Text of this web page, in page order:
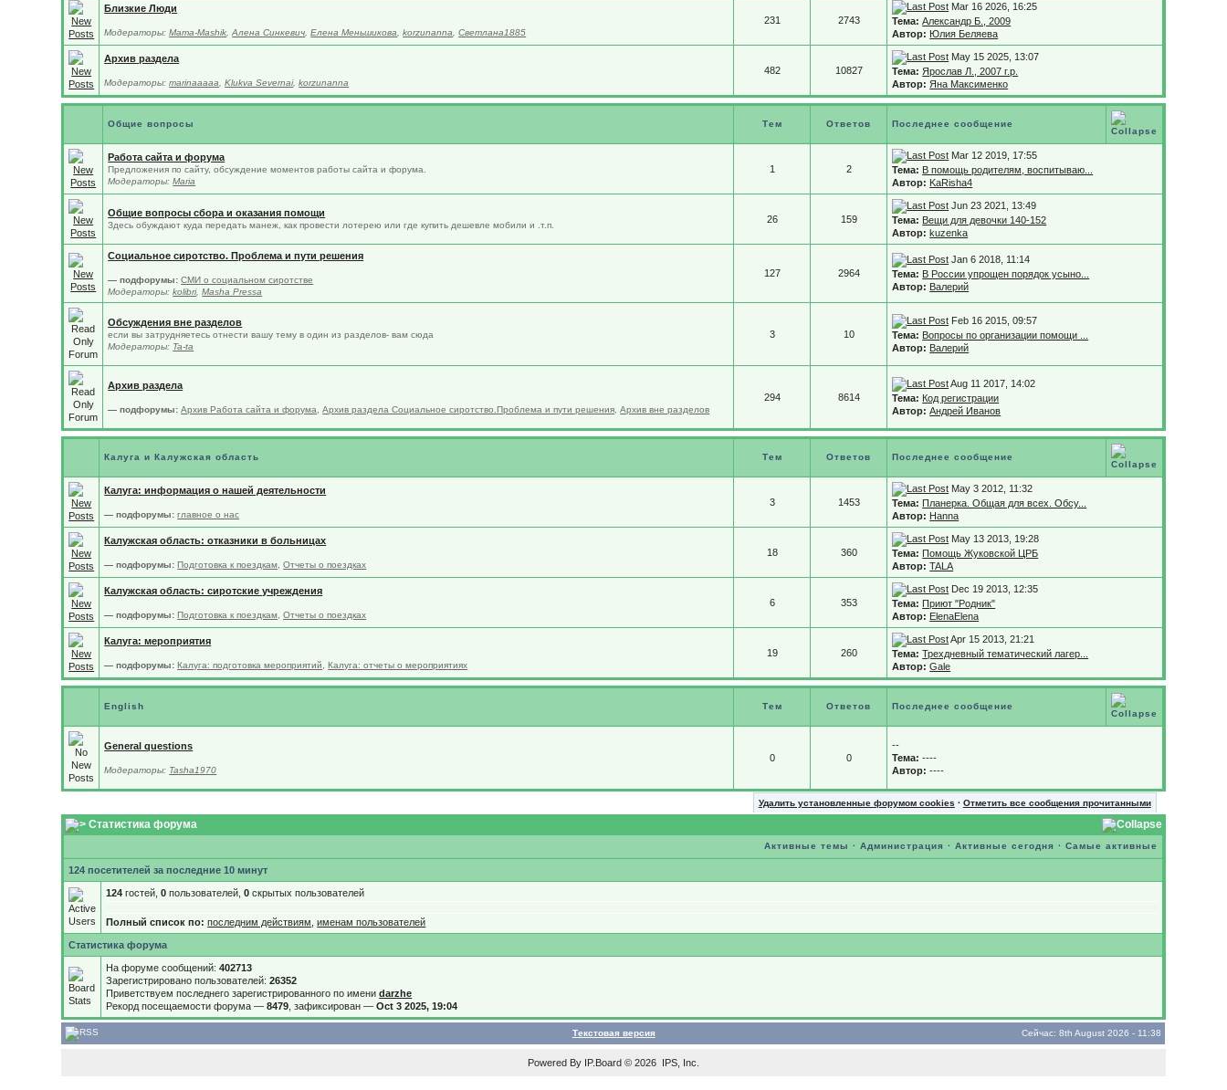
Близкие Люди
Модераторы:Mama-Mashik ,Алена Синкевич ,Елена Меньшикова ,korzunanna ,Светлана1885
231 2743
Mar 16 2026, 16:25
Тема: Александр Б., 2009
Автор: Юлия Беляева
Архив раздела
Модераторы:marinaaaaa ,Klukva Severnai,korzunanna
482 10827
May 15 2025, 13:07
Тема: Ярослав Л., 2007 г.р.
Автор: Яна Максименко
Общие вопросы Тем Ответов Последнее сообщение
Работа сайта и форума
Предложения по сайту, обсуждение моментов работы сайта и форума.
Модераторы:Maria
1 2
Mar 12 2019, 17:55
Тема: В помощь родителям, воспитываю...
Автор: KaRisha4
Общие вопросы сбора и оказания помощи
Здесь обуждают куда передать манеж, как провести лотерею или где купить дешевле мобили и .т.п.
26 159
Jun 23 2021, 13:49
Тема: Вещи для девочки 140-152
Автор: kuzenka
Социальное сиротство. Проблема и пути решения
— подфорумы: СМИ о социальном сиротстве
Модераторы:kolibri,Masha Pressa
127 2964
Jan 6 2018, 11:14
Тема: В России упрощен порядок усыно...
Автор: Валерий
Обсуждения вне разделов
если вы затрудняетесь отнести вашу тему в один из разделов- вам сюда
Модераторы: Ta-ta
3 10
Feb 16 2015, 09:57
Тема: Вопросы по организации помощи ...
Автор: Валерий
Архив раздела
— подфорумы: Архив Работа сайта и форума ,Архив раздела Социальное сиротство.Проблема и пути решения ,Архив вне разделов
294 8614
Aug 11 2017, 14:02
Тема: Код регистрации
Автор: Андрей Иванов
Калуга и Калужская область Тем Ответов Последнее сообщение
Калуга: информация о нашей деятельности
— подфорумы: главное о нас
3 1453
May 3 2012, 11:32
Тема: Планерка. Общая для всех. Обсу...
Автор: Hanna
Калужская область: отказники в больницах
— подфорумы: Подготовка к поездкам ,Отчеты о поездках
18 360
May 13 2013, 19:28
Тема: Помощь Жуковской ЦРБ
Автор: TALA
Калужская область: сиротские учреждения
— подфорумы: Подготовка к поездкам ,Отчеты о поездках
6 353
Dec 19 2013, 12:35
Тема: Приют "Родник"
Автор: ElenaElena
Калуга: мероприятия
— подфорумы: Калуга: подготовка мероприятий ,Калуга: отчеты о мероприятиях
19 260
Apr 15 2013, 21:21
Тема: Трехдневный тематический лагер...
Автор: Gale
English Тем Ответов Последнее сообщение
General questions
Модераторы: Tasha1970
0 0
--
Тема: ----
Автор: ----
Удалить установленные форумом cookies · Отметить все сообщения прочитанными
Статистика форума
Активные темы ·Администрация ·Активные сегодня ·Самые активные
124 посетителей за последние 10 минут
124 гостей,0 пользователей,0 скрытых пользователей
Полный список по: последним действиям ,именам пользователей
Статистика форума
На форуме сообщений:402713
Зарегистрировано пользователей:26352
Приветствуем последнего зарегистрированного по имениdarzhe
Рекорд посещаемости форума —8479 , зафиксирован —Oct 3 2025, 19:04
Текстовая версия Сейчас: 8th August 2026 - 11:38
Powered By IP.Board © 2026 IPS, Inc